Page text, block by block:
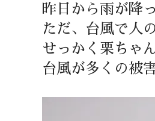
昨日から雨が降
ただ、台風で人
せっかく栗ちゃ
台風が多くの被